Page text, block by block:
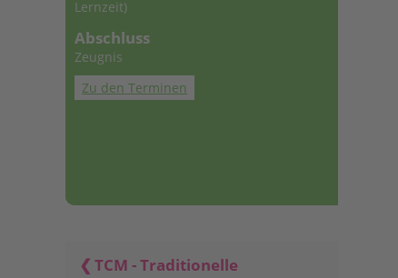
Lernzeit)
Abschluss
Zeugnis
Zu den Terminen
TCM - Traditionelle